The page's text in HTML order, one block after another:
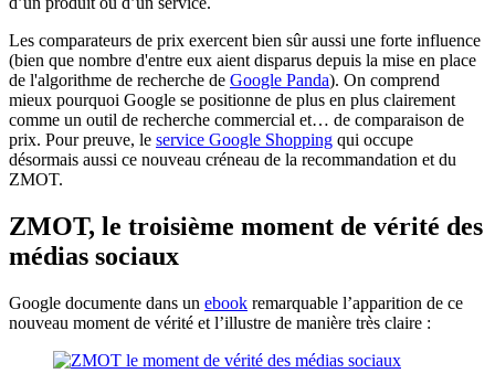
Les comparateurs de prix exercent bien sûr aussi une forte influence
(bien que nombre d'entre eux aient disparus depuis la mise en place
de l'algorithme de recherche de Google Panda). On comprend
mieux pourquoi Google se positionne de plus en plus clairement
comme un outil de recherche commercial et… de comparaison de
prix. Pour preuve, le service Google Shopping qui occupe
désormais aussi ce nouveau créneau de la recommandation et du
ZMOT.
ZMOT, le troisième moment de vérité des
médias sociaux
Google documente dans un ebook remarquable l’apparition de ce
nouveau moment de vérité et l’illustre de manière très claire :